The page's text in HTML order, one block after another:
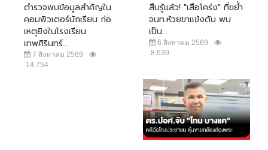
ตำรวจพบข้อมูลสำคัญใน
คอมพิวเตอร์นักเรียน ก่อ
เหตุยิงในโรงเรียน
เทพศิรินทร์...
7 สิงหาคม 2569
14,754
สืบรู้แล้ว! "เสือโคร่ง" ที่ขย้ำ
จนท.ห้วยขาแข้งดับ พบ
เป็น...
6 สิงหาคม 2569
8,639